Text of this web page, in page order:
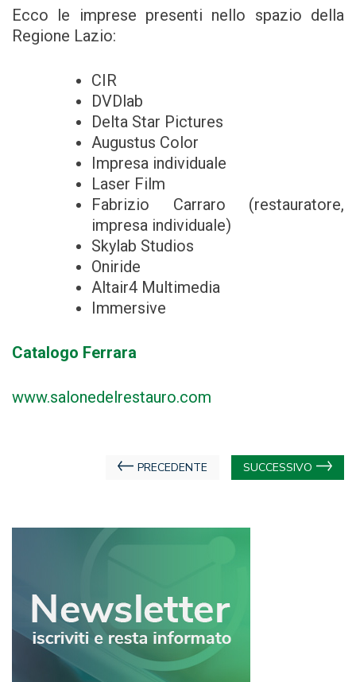
Ecco le imprese presenti nello spazio della
Regione Lazio:
CIR
DVDlab
Delta Star Pictures
Augustus Color
Impresa individuale
Laser Film
Fabrizio Carraro (restauratore,
impresa individuale)
Skylab Studios
Oniride
Altair4 Multimedia
Immersive
Catalogo Ferrara
www.salonedelrestauro.com
Navigazione
PRECEDENTE SUCCESSIVO